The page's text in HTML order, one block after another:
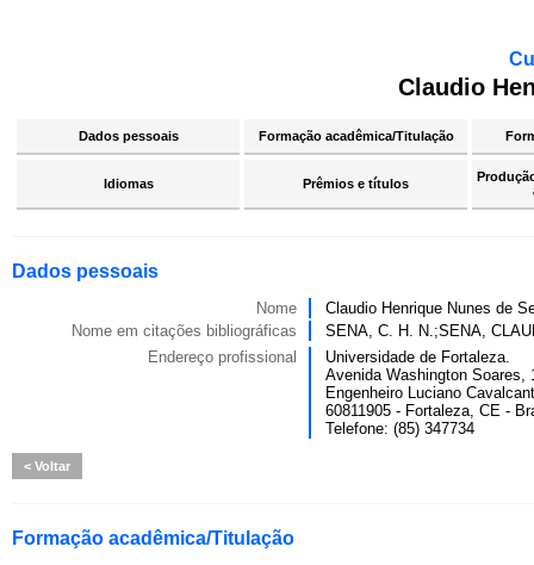
Claudio
Dados pessoais Formação acadêmica/Titulação
Idiomas Prêmios e títulos
Dados pessoais
Nome
Claudio Henrique Nunes de
Nome em citações bibliográficas
SENA, C. H. N.;SENA,
Endereço profissional
Universidade de Fortaleza.
Avenida Washington Soares,
Engenheiro Luciano
60811905 - Fortaleza, CE -
Telefone: (85) 347734
Voltar
Formação acadêmica/Titulação